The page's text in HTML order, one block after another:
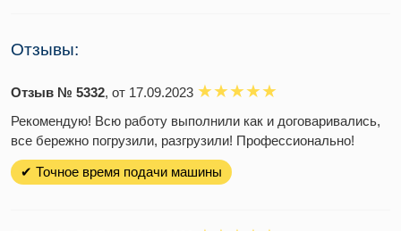
Отзывы:
Отзыв № 5332, от 17.09.2023
Рекомендую! Всю работу выполнили как и договаривались,
все бережно погрузили, разгрузили! Профессионально!
✔ Точное время подачи машины